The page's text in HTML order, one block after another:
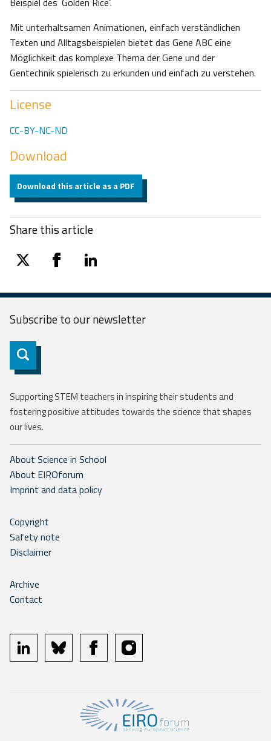
Mit unterhaltsamen Animationen, einfach verständlichen
Texten und Alltagsbeispielen bietet das Gene ABC eine
Möglichkeit das komplexe Thema der Gene und der
Gentechnik spielerisch zu erkunden und einfach zu verstehen.
License
CC-BY-NC-ND
Download
Download this article as a PDF
Share this article
twitter facebooklinkedin
Subscribe to ournewsletter
Subscribe
Supporting STEM teachers in inspiring their students and
fostering positive attitudes towards the science that shapes
our lives.
About Science in School
About EIROforum
Imprint and data policy
Copyright
Safety note
Disclaimer
Archive
Contact
linkedin bluesky facebookinstagram